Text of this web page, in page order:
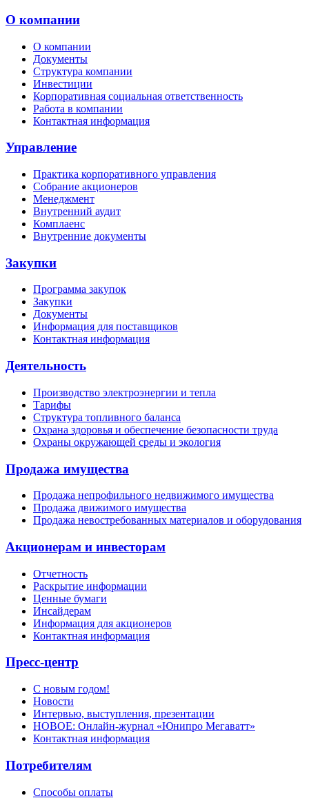
О компании
О компании
Документы
Структура компании
Инвестиции
Корпоративная социальная ответственность
Работа в компании
Контактная информация
Управление
Практика корпоративного управления
Собрание акционеров
Менеджмент
Внутренний аудит
Комплаенс
Внутренние документы
Закупки
Программа закупок
Закупки
Документы
Информация для поставщиков
Контактная информация
Деятельность
Производство электроэнергии и тепла
Тарифы
Структура топливного баланса
Охрана здоровья и обеспечение безопасности труда
Охраны окружающей среды и экология
Продажа имущества
Продажа непрофильного недвижимого имущества
Продажа движимого имущества
Продажа невостребованных материалов и оборудования
Акционерам и инвесторам
Отчетность
Раскрытие информации
Ценные бумаги
Инсайдерам
Информация для акционеров
Контактная информация
Пресс-центр
С новым годом!
Новости
Интервью, выступления, презентации
НОВОЕ: Онлайн-журнал «Юнипро Мегаватт»
Контактная информация
Потребителям
Способы оплаты